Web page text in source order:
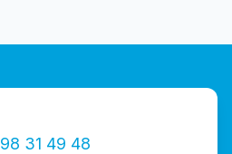
98 31 49 48